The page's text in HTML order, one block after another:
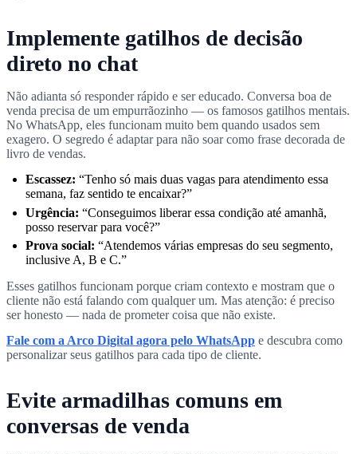
Implemente gatilhos de decisão
direto no chat
Não adianta só responder rápido e ser educado. Conversa boa de
venda precisa de um empurrãozinho — os famosos gatilhos mentais.
No WhatsApp, eles funcionam muito bem quando usados sem
exagero. O segredo é adaptar para não soar como frase decorada de
livro de vendas.
Escassez: “Tenho só mais duas vagas para atendimento essa
semana, faz sentido te encaixar?”
Urgência: “Conseguimos liberar essa condição até amanhã,
posso reservar para você?”
Prova social: “Atendemos várias empresas do seu segmento,
inclusive A, B e C.”
Esses gatilhos funcionam porque criam contexto e mostram que o
cliente não está falando com qualquer um. Mas atenção: é preciso
ser honesto — nada de prometer coisa que não existe.
Fale com a Arco Digital agora pelo WhatsApp e descubra como
personalizar seus gatilhos para cada tipo de cliente.
Evite armadilhas comuns em
conversas de venda